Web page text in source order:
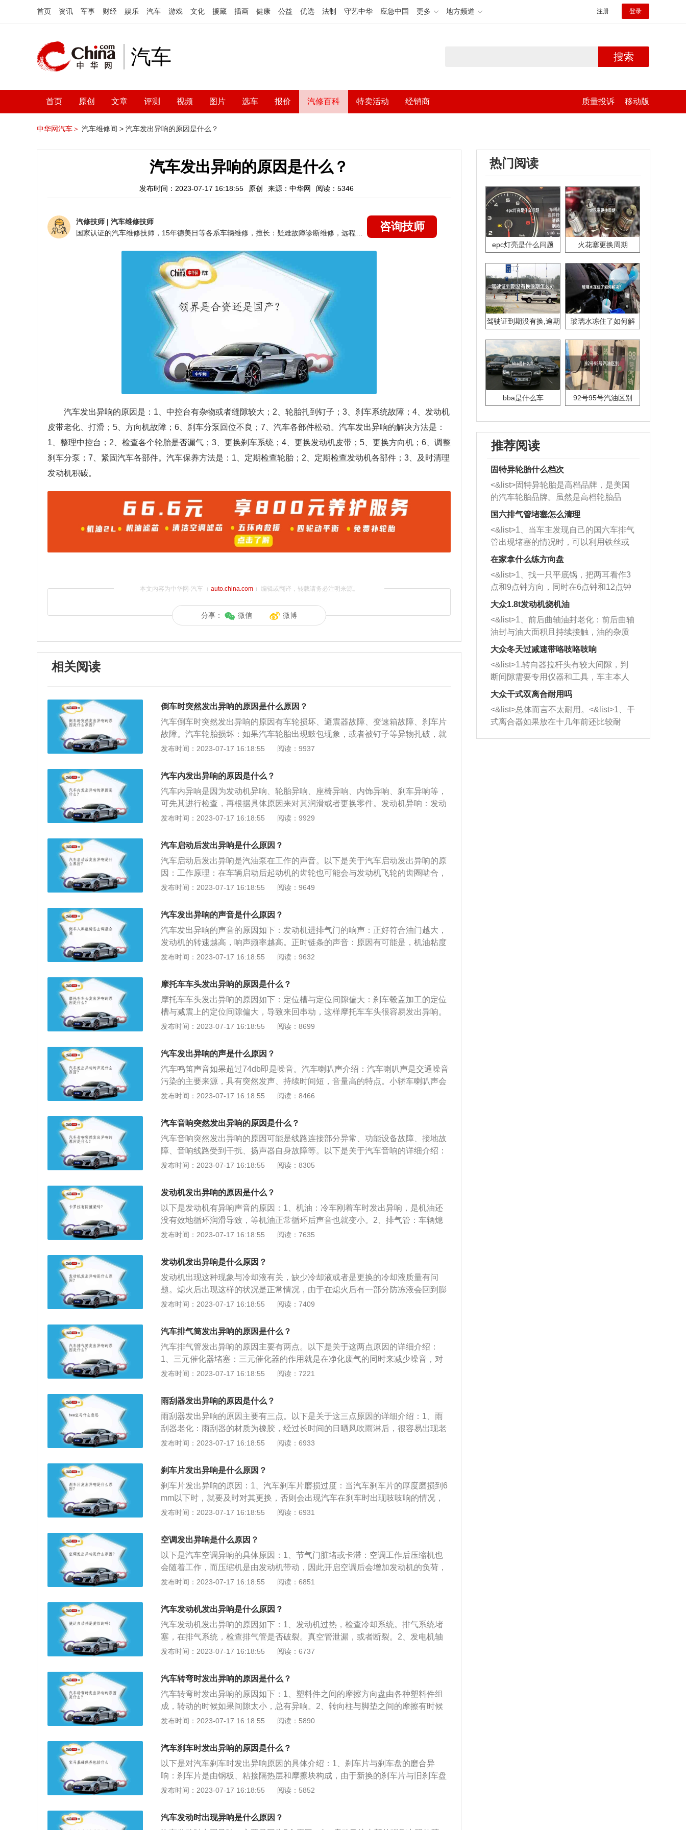
首页 资讯 军事 财经 娱乐 汽车 游戏 文化 援藏 插画 健康 公益 优选 法制 守艺中华 应急中国 更多 地方频道 注册 登录
汽车 搜索
首页 原创 文章 评测 视频 图片 选车 报价 汽修百科 特卖活动 经销商 质量投诉 移动版
中华网汽车＞ 汽车维修间 > 汽车发出异响的原因是什么？
汽车发出异响的原因是什么？
发布时间：2023-07-17 16:18:55 原创 来源：中华网 阅读：5346
汽修技师 | 汽车维修技师
咨询技师
汽车发出异响的原因是：1、中控台有杂物或者缝隙较大；2、轮胎扎到钉子；3、刹车系统故障；4、发动机
皮带老化、打滑；5、方向机故障；6、刹车分泵回位不良；7、汽车各部件松动。汽车发出异响的解决方法是：
1、整理中控台；2、检查各个轮胎是否漏气；3、更换刹车系统；4、更换发动机皮带；5、更换方向机；6、调整
刹车分泵；7、紧固汽车各部件。汽车保养方法是：1、定期检查轮胎；2、定期检查发动机各部件；3、及时清理
发动机积碳。
本文内容为中华网·汽车（ auto.china.com）编辑或翻译，转载请务必注明来源。
分享： 微信 微博
相关阅读
倒车时突然发出异响的原因是什么原因？
汽车倒车时突然发出异响的原因有车轮损坏、避震器故障、变速箱故障、刹车片
故障。汽车轮胎损坏：如果汽车轮胎出现鼓包现象，或者被钉子等异物扎破，就
会导致汽车在倒车或者行进时出现异响。遇到这种情况只要对轮胎进行修补或更
簸路段时也会出现异响。这种情况需要到维修厂或者4s店对汽车避震器进行更
换。汽车变速箱故障：如果汽车的变速箱出现故障，比如倒挡的齿轮损坏，也会
因摩擦而产生异响，这种情况需要拆开变速箱对齿轮进行检查和更换。汽车刹车
片故障：汽车刹车片故障引起车辆异响是常见的一种原因，刹车片故障包括刹车
片安装不到位、刹车片磨损严重、刹车片和卡钳中夹杂了异物等。具体情况要拆
发布时间：2023-07-17 16:18:55 阅读：9937
汽车内发出异响的原因是什么？
汽车内异响是因为发动机异响、轮胎异响、座椅异响、内饰异响、刹车异响等，
可先其进行检查，再根据具体原因来对其润滑或者更换零件。发动机异响：发动
机异响的原因包括发动机缺缸、机油使用不当，皮带松紧度不合适等。这种情况
形、轮胎扎上钉子等。这种情况要到维修厂具体查看。座椅异响：座椅异响一般
是座椅滑动装置缺少润滑导致，只需上点润滑油即可。内饰异响：内饰异响一般
是螺丝松动或者装配工艺不精导致，这种情况要对其详细检查。刹车异响：刹车
异响一般是刹车片磨损造成，这种情况要对刹车片进行检查，必要时要对其进行
更换。
发布时间：2023-07-17 16:18:55 阅读：9929
汽车启动后发出异响是什么原因？
汽车启动后发出异响是汽油泵在工作的声音。以下是关于汽车启动发出异响的原
因：工作原理：在车辆启动后起动机的齿轮也可能会与发动机飞轮的齿圈啮合，
起动机齿轮是由一个电磁线圈调节，这一线圈在工作时也可能会出来嗡嗡的声
电后汽油泵那么就会开始工作，这是以便起动发动机做预备。假如通电后汽油泵
不工作，在起动发动机时燃油供给系统是沒有足够的喷射压力，就会影响到发动
机起动困难。
发布时间：2023-07-17 16:18:55 阅读：9649
汽车发出异响的声音是什么原因？
汽车发出异响的声音的原因如下：发动机进排气门的响声：正好符合油门越大，
发动机的转速越高，响声频率越高。正时链条的声音：原因有可能是，机油粘度
的问题，更换合适的粘度的机油就可以，再有就是正时链条过长，链条张紧器的
内部油泥过多，机油泵损坏，造成润滑不良。发动机敲缸，汽油品质太差，抗爆
性不佳，造成爆震，再有就是发动机燃烧室积碳严重，造成的敲缸。
发布时间：2023-07-17 16:18:55 阅读：9632
摩托车车头发出异响的原因是什么？
摩托车车头发出异响的原因如下：定位槽与定位间隙偏大：刹车毂盖加工的定位
槽与减震上的定位间隙偏大，导致来回串动，这样摩托车车头很容易发出异响。
用易垃罐做调整垫去填补间隙，装好后再一次反复试车，声响消失，故障就可以
大。可拆开三个螺丝的缸头，调节一下气门间隙，调节完以后基本就可以排除异
发布时间：2023-07-17 16:18:55 阅读：8699
汽车发出异响的声是什么原因？
汽车鸣笛声音如果超过74db即是噪音。汽车喇叭声介绍：汽车喇叭声是交通噪音
污染的主要来源，具有突然发声、持续时间短，音量高的特点。小轿车喇叭声会
导致瞬间噪声值超过70分贝并接近80分贝，大车的鸣笛声更会超过80分贝。噪音
进行了规定。国家要求：国家制定的《中华人民共和国环境噪声污染防治法》中
把超过国家规定的环境噪声排放标准，并干扰他人正常生活、工作和学习的现象
称为环境噪声污染。
发布时间：2023-07-17 16:18:55 阅读：8466
汽车音响突然发出异响的原因是什么？
汽车音响突然发出异响的原因可能是线路连接部分异常、功能设备故障、接地故
障、音响线路受到干扰、扬声器自身故障等。以下是关于汽车音响的详细介绍：
概况：汽车音响（auto-audio）是为减轻驾驶员和乘员旅行中的枯燥感而设置的
机，发展至CD放音机和兼容DCC、DAT数码音响。其他：音响系统之所以可以
称为音响，最基本的条件是有回放声音的功能。汽车音响主要包括主机、扬声
器、功放三部分。MP5主机已替代一般的车载CD音响系统。
发布时间：2023-07-17 16:18:55 阅读：8305
发动机发出异响的原因是什么？
以下是发动机有异响声音的原因：1、机油：冷车刚着车时发出异响，是机油还
没有效地循环润滑导致，等机油正常循环后声音也就变小。2、排气管：车辆熄
火后发动机附近还发出异响，这个声音很正常，造成这个声音的原因是排气管内
个就要从发音部位判断，水泵皮带张紧器、发电机这几处磨损都会产生类似的异
响，如果是发动机内发出的异响则多为气门或顶杯这些部件，还有一些是喷油嘴
喷射或者高压油泵运转的声音。
发布时间：2023-07-17 16:18:55 阅读：7635
发动机发出异响是什么原因？
发动机出现这种现象与冷却液有关，缺少冷却液或者是更换的冷却液质量有问
题。熄火后出现这样的状况是正常情况，由于在熄火后有一部分防冻液会回到膨
胀水箱内，熄火后防冻液的温度是相对较高，水箱会咕噜咕噜响。汽车冷冻液的
不断循环进行散热。防冻液在发动机内有两条循环路径，一条是大循环，另外一
条是小循环。在发动机刚启动的情况下，防冻液是实行小循环，这个时候防冻液
不会经过散热水箱散热，有利于发动机很快地升温。在发动机到了正常的工作温
度后，防冻液会实行大循环，这个时候防冻液会经过散热水箱散热，可让发动机
维持在合理的工作温度范围内。其他发动机异响类型：皮带啸叫声比较刺耳，一
是发电机、水泵、转向助力泵轴承损坏的表现。发动机运转时有漏气的声音，则
是排气系统堵塞、真空管泄漏或断裂。
发布时间：2023-07-17 16:18:55 阅读：7409
汽车排气筒发出异响的原因是什么？
汽车排气管发出异响的原因主要有两点。以下是关于这两点原因的详细介绍：
1、三元催化器堵塞：三元催化器的作用就是在净化废气的同时来减少噪音，对
于不同的车，三元催化不同，长短粗细、里面的过滤器的疏密程度也都不一样，
存水：排气管和发动机之间由一个软连接进行连接。当软连接处出现损坏或老化
时，容易导致排气管发出异响。另外，当排气管存水时，排气管也会发出异响。
只需用毛巾堵住右边的排气管后轰油门，即可把水从排气管中排出。
发布时间：2023-07-17 16:18:55 阅读：7221
雨刮器发出异响的原因是什么？
雨刮器发出异响的原因主要有三点。以下是关于这三点原因的详细介绍：1、雨
刮器老化：雨刮器的材质为橡胶，经过长时间的日晒风吹雨淋后，很容易出现老
化的问题，一般来说雨刮器的寿命在一年到两年左右。雨刮器老化时应该及时更
常见。主要是细碎的沙石或者其他细碎物品。不仅会出现异响，还很可能把玻璃
刮花。需及时清理雨刮器和玻璃之间的异物3、雨刮器发动机损坏：当雨刮器发
动机损坏时，需要聘请专业的维修人员进行检查和维修工作。
发布时间：2023-07-17 16:18:55 阅读：6933
刹车片发出异响是什么原因？
刹车片发出异响的原因：1、汽车刹车片磨损过度：当汽车刹车片的厚度磨损到6
mm以下时，就要及时对其更换，否则会出现汽车在刹车时出现吱吱响的情况，
甚至影响汽车的刹车效果，增加用车时的安全隐患。2.刹车片上有异物：当汽车
清洗即可。3.汽车轮胎磨损严重：如果汽车轮胎磨损的比较严重，在汽车转弯或
刹车时也会出现异响，这种情况要及时更换轮胎，当汽车轮胎的表面磨损到三角
符号位置时就要对其更换。
发布时间：2023-07-17 16:18:55 阅读：6931
空调发出异响是什么原因？
以下是汽车空调异响的具体原因：1、节气门脏堵或卡滞：空调工作后压缩机也
会随着工作，而压缩机是由发动机带动，因此开启空调后会增加发动机的负荷，
发动机要增加节气门开度，让进气量增加。当节气门有积碳或卡滞时，就会引起
合器和空调泵内轴承，电磁离合器异响主要是由电磁离合器磨损导致间隙增大产
生，空调泵轴承异响主要是缺少润滑油导致，两者问题如果不及时解决，会导致
空调泵烧毁，无法进行制冷工作。3、压缩机传动带松紧不佳：传动胶带过松，
电磁离合器就容易出现打滑；传动胶带过紧，电磁离合器上的负荷就会增加。传
动胶带松紧度不当时，轻则会引起异响，重则会损坏空调压缩机。
发布时间：2023-07-17 16:18:55 阅读：6851
汽车发动机发出异响是什么原因？
汽车发动机发出异响的原因如下：1、发动机过热，检查冷却系统。排气系统堵
塞，在排气系统，检查排气管是否破裂。真空管泄漏，或者断裂。2、发电机轴
承可能坏损。3、发动机机油压力过低。4、发动机过热，发动机积炭，油品不
的存在取决于发动机的转速状态。6、发动机上不少异响与其负荷有明显的关
系。7、异响与温度有关：低温发响，温度升高后声响减轻，甚至消失；温度升
高后有声响，温度降低后声响减轻或消失。8、异响与发动机工作循环有关，发
动机的异响故障往往与发动机的工作循环有明显的关系，尤其是曲柄连杆机构和
配气机构的异响都与工作循环有关。9、异响与发动机部位有关，发动机发生异
响的原因。
发布时间：2023-07-17 16:18:55 阅读：6737
汽车转弯时发出异响的原因是什么？
汽车转弯时发出异响的原因如下：1、塑料件之间的摩擦方向盘由各种塑料件组
成，转动的时候如果间隙太小，总有异响。2、转向柱与脚垫之间的摩擦有时候
后安装的脚垫太大，与转向柱直接接触，所以转向柱在转动时就会产生摩擦。
旷量更换转向横拉杆球头，但是更换后要记得做四轮定位。5、方向机防尘套漏
油更换防尘套或者重新打黄油即可。6、转向机故障如果打方向的时候发出异
响，有可能是转向机配合齿轮间隙过大。
发布时间：2023-07-17 16:18:55 阅读：5890
汽车刹车时发出异响的原因是什么？
以下是对汽车刹车时发出异响原因的具体介绍：1、刹车片与刹车盘的磨合异
响：刹车片是由钢板、粘接隔热层和摩擦块构成，由于新换的刹车片与旧刹车盘
磨损程度不同，没有更好地结合，从而导致刹车异响。2、刹车盘和刹车片磨损
时更换刹车片。3、刹车分泵异响：刹车分泵如长时间不清洁，各种异物堆积其
中，就会产生异响。
发布时间：2023-07-17 16:18:55 阅读：5852
汽车发动时出现异响是什么原因？
热门阅读
epc灯亮是什么问题 火花塞更换周期
驾驶证到期没有换,逾期
玻璃水冻住了如何解
bba是什么车 92号95号汽油区别
推荐阅读
固特异轮胎什么档次
<&list>固特异轮胎是高档品牌，是美国
的汽车轮胎品牌。虽然是高档轮胎品
牌，但是中高低端的轮胎都有生产，这
也是为了更好的开拓市场。
国六排气管堵塞怎么清理
<&list>1、当车主发现自己的国六车排气
管出现堵塞的情况时，可以利用铁丝或
者是细棍，直接将杂物给取出来，如果
堵塞情况比较严重，也可以采取应急措
施。 <&list>2、直接利用木棍将所有的
杂物推到排气管里面的位置处，然后将
三元催化器拆解开，就可以将堵塞的东
西取出来。但如果是因为积碳过多引起
的堵塞，就需要将三元催化器泡在草酸
洗剂对堵塞的情况得到解决，将清洗剂
放在燃油箱中，与燃油混合后，车辆启
动时，就可以和汽油一起进入到燃烧
室，最后形成废气排出，就可以让三元
催化器得到清洗，排气管堵塞的情况就
能够得到解决。
在家拿什么练方向盘
<&list>1、找一只平底锅，把两耳看作3
点和9点钟方向，同时在6点钟和12点钟
方向做一个标记。 <&list>2、双手握住
一圈半的练习，往右同样也要打相同的
圈数。 <&list>3、最后强调要反复练
习，这样就可以形成肌肉记忆，在真实
驾驶车辆时，不需要记忆也能打好方
向。
大众1.8t发动机烧机油
<&list>1、前后曲轴油封老化：前后曲轴
油封与油大面积且持续接触，油的杂质
和发动机内持续温度变化使其密封效果
逐渐减弱，导致渗油或漏油。<&list>2、
活塞间隙过大：积碳会使活塞环与缸体
的间隙扩大，导致机油流入燃烧室中，
造成烧机油。<&list>3、机油粘度。使用
机油粘度过小的话，同样会有烧机油现
象，机油粘度过小具有很好的流动性，
大众冬天过减速带咯吱咯吱响
<&list>1.转向器拉杆头有较大间隙，判
断间隙需要专用仪器和工具，车主本人
无法制作，需要将车辆送到修理厂或4s
店；<&list>2.车辆半轴套管防尘罩破
裂，破裂后会出现漏油现象，使半轴磨
损严重，磨损的半轴容易损坏，产生异
响；<&list>3.稳定器的转向胶套和球头
大众干式双离合耐用吗
<&list>总体而言不太耐用。<&list>1、干
式离合器如果放在十几年前还比较耐